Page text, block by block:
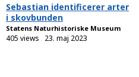
Sebastian identificerer arter
i skovbunden
Statens Naturhistoriske Museum
405 views 23. maj 2023